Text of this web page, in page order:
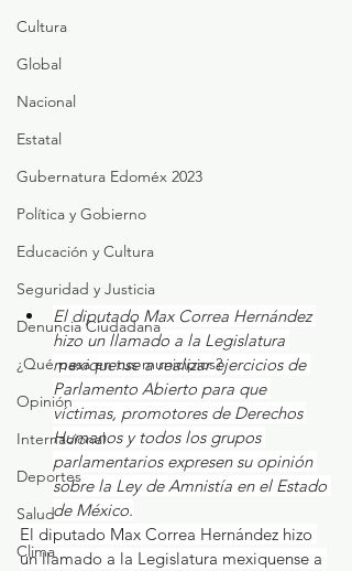
Cultura
Global
Nacional
Estatal
Gubernatura Edoméx 2023
Política y Gobierno
Educación y Cultura
Seguridad y Justicia
Denuncia Ciudadana
¿Qué pasa en tus municipios?
Opinión
Internacional
Deportes
Salud
Clima
El diputado Max Correa Hernández
hizo un llamado a la Legislatura
mexiquense a realizar ejercicios de
Parlamento Abierto para que
víctimas, promotores de Derechos
Humanos y todos los grupos
parlamentarios expresen su opinión
sobre la Ley de Amnistía en el Estado
de México.
El diputado Max Correa Hernández hizo
un llamado a la Legislatura mexiquense a